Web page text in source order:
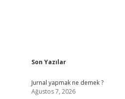
Sidebar
Son Yazılar
Jurnal yapmak ne demek ?
Ağustos 7, 2026